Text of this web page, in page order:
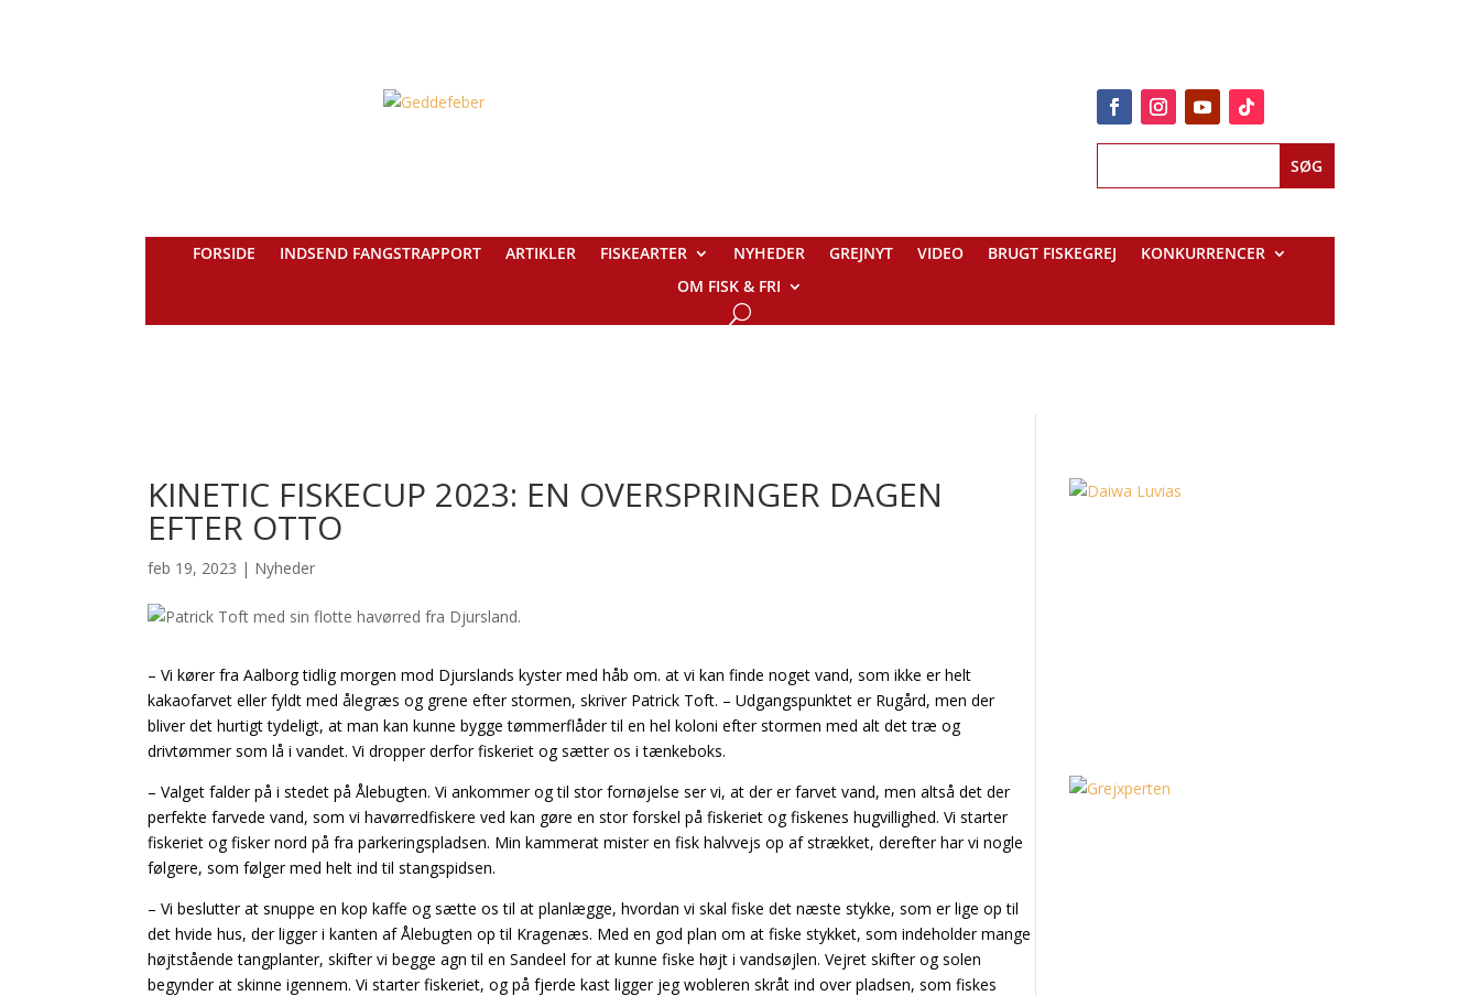
FORSIDE INDSEND FANGSTRAPPORT ARTIKLER FISKEARTER NYHEDER GREJNYT VIDEO BRUGT FISKEGREJ
KONKURRENCER
OM FISK & FRI
KINETIC FISKECUP 2023: EN OVERSPRINGER DAGEN
EFTER OTTO
feb 19, 2023 | Nyheder
– Vi kører fra Aalborg tidlig morgen mod Djurslands kyster med håb om. at vi kan finde noget vand, som ikke er helt
kakaofarvet eller fyldt med ålegræs og grene efter stormen, skriver Patrick Toft. – Udgangspunktet er Rugård, men der
bliver det hurtigt tydeligt, at man kan kunne bygge tømmerflåder til en hel koloni efter stormen med alt det træ og
drivtømmer som lå i vandet. Vi dropper derfor fiskeriet og sætter os i tænkeboks.
– Valget falder på i stedet på Ålebugten. Vi ankommer og til stor fornøjelse ser vi, at der er farvet vand, men altså det der
perfekte farvede vand, som vi havørredfiskere ved kan gøre en stor forskel på fiskeriet og fiskenes hugvillighed. Vi starter
fiskeriet og fisker nord på fra parkeringspladsen. Min kammerat mister en fisk halvvejs op af strækket, derefter har vi nogle
følgere, som følger med helt ind til stangspidsen.
– Vi beslutter at snuppe en kop kaffe og sætte os til at planlægge, hvordan vi skal fiske det næste stykke, som er lige op til
det hvide hus, der ligger i kanten af Ålebugten op til Kragenæs. Med en god plan om at fiske stykket, som indeholder mange
højtstående tangplanter, skifter vi begge agn til en Sandeel for at kunne fiske højt i vandsøjlen. Vejret skifter og solen
begynder at skinne igennem. Vi starter fiskeriet, og på fjerde kast ligger jeg wobleren skråt ind over pladsen, som fiskes